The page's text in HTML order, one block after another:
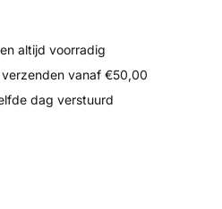
altijd voorradig
vanaf €50,00
dag verstuurd